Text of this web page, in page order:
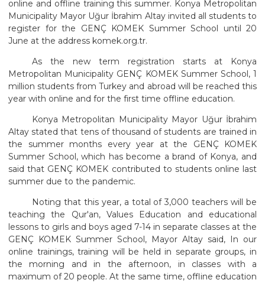
online and offline training this summer. Konya Metropolitan
Municipality Mayor Uğur İbrahim Altay invited all students to
register for the GENÇ KOMEK Summer School until 20
June at the address komek.org.tr.
As the new term registration starts at Konya
Metropolitan Municipality GENÇ KOMEK Summer School, 1
million students from Turkey and abroad will be reached this
year with online and for the first time offline education.
Konya Metropolitan Municipality Mayor Uğur İbrahim
Altay stated that tens of thousand of students are trained in
the summer months every year at the GENÇ KOMEK
Summer School, which has become a brand of Konya, and
said that GENÇ KOMEK contributed to students online last
summer due to the pandemic.
Noting that this year, a total of 3,000 teachers will be
teaching the Qur'an, Values Education and educational
lessons to girls and boys aged 7-14 in separate classes at the
GENÇ KOMEK Summer School, Mayor Altay said, In our
online trainings, training will be held in separate groups, in
the morning and in the afternoon, in classes with a
maximum of 20 people. At the same time, offline education